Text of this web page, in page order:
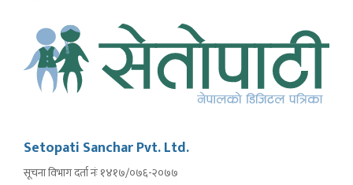
Setopati Sanchar Pvt. Ltd.
सूचना विभाग दर्ता नंः १४१७/०७६-२०७७